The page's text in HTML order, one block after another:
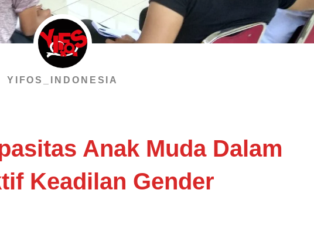
YIFOS_INDONESIA
Anak Muda Dalam
Keadilan Gender